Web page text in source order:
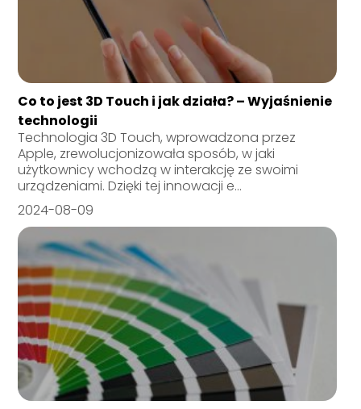
Co to jest 3D Touch i jak działa? – Wyjaśnienie
technologii
Technologia 3D Touch, wprowadzona przez
Apple, zrewolucjonizowała sposób, w jaki
użytkownicy wchodzą w interakcję ze swoimi
urządzeniami. Dzięki tej innowacji e...
2024-08-09